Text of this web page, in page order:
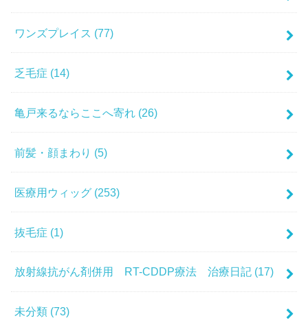
ワンズプレイス (77)
乏毛症 (14)
亀戸来るならここへ寄れ (26)
前髪・顔まわり (5)
医療用ウィッグ (253)
抜毛症 (1)
放射線抗がん剤併用 RT-CDDP療法 治療日記 (17)
未分類 (73)